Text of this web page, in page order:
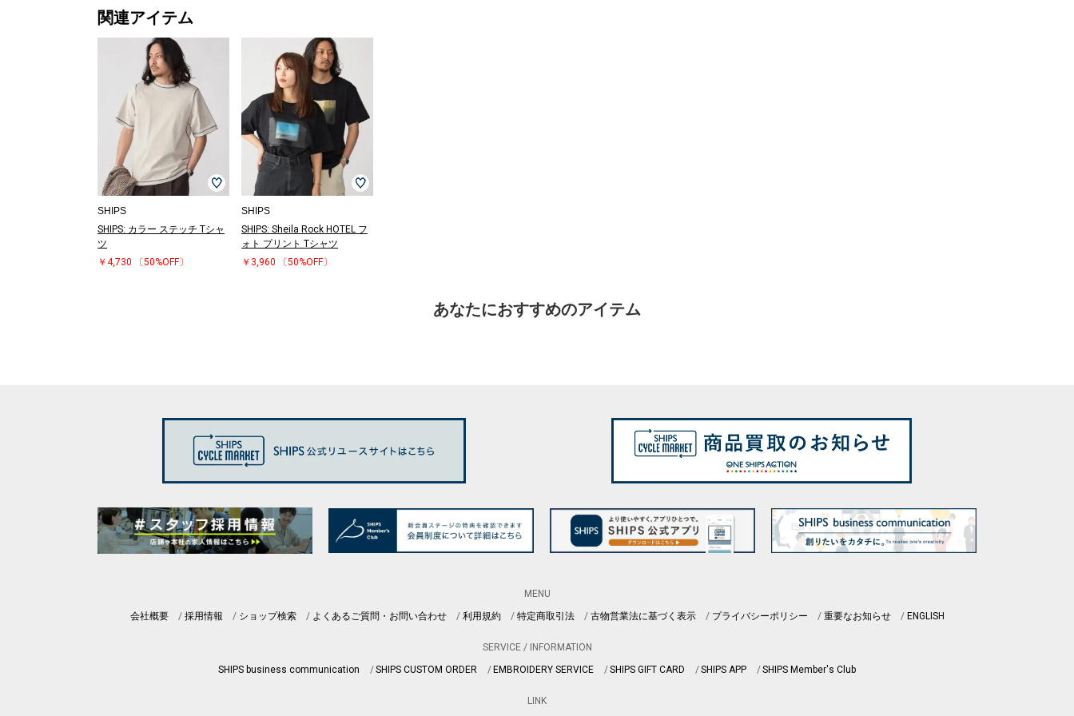
関連アイテム
SHIPS
SHIPS: カラー ステッチ Tシャ
ツ
￥4,730
〔50%OFF〕
SHIPS
SHIPS: Sheila Rock HOTEL フ
ォト プリント Tシャツ
￥3,960
〔50%OFF〕
あなたにおすすめのアイテム
MENU
会社概要
採用情報 ショップ検索 よくあるご質問・お問い合わせ 利用規約 特定商取引法 古物営業法に基づく表示 プライバシーポリシー 重要なお知らせ ENGLISH
SERVICE / INFORMATION
SHIPS business communication
SHIPS CUSTOM ORDER EMBROIDERY SERVICE SHIPS GIFT CARD SHIPS APP SHIPS Member's Club
LINK